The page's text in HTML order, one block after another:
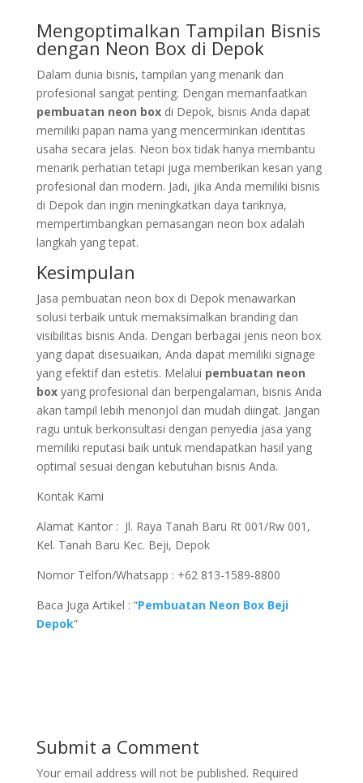
Mengoptimalkan Tampilan Bisnis
dengan Neon Box di Depok
Dalam dunia bisnis, tampilan yang menarik dan
profesional sangat penting. Dengan memanfaatkan
pembuatan neon boxdi Depok, bisnis Anda dapat
memiliki papan nama yang mencerminkan identitas
usaha secara jelas. Neon box tidak hanya membantu
menarik perhatian tetapi juga memberikan kesan yang
profesional dan modern. Jadi, jika Anda memiliki bisnis
di Depok dan ingin meningkatkan daya tariknya,
mempertimbangkan pemasangan neon box adalah
langkah yang tepat.
Kesimpulan
Jasa pembuatan neon box di Depok menawarkan
solusi terbaik untuk memaksimalkan branding dan
visibilitas bisnis Anda. Dengan berbagai jenis neon box
yang dapat disesuaikan, Anda dapat memiliki signage
yang efektif dan estetis. Melalui pembuatan neon
boxyang profesional dan berpengalaman, bisnis Anda
akan tampil lebih menonjol dan mudah diingat. Jangan
ragu untuk berkonsultasi dengan penyedia jasa yang
memiliki reputasi baik untuk mendapatkan hasil yang
optimal sesuai dengan kebutuhan bisnis Anda.
Kontak Kami
Alamat Kantor : Jl. Raya Tanah Baru Rt 001/Rw 001,
Kel. Tanah Baru Kec. Beji, Depok
Nomor Telfon/Whatsapp : +62 813-1589-8800
Baca Juga Artikel : “Pembuatan Neon Box Beji
Depok”
Submit a Comment
Your email address will not be published. Required